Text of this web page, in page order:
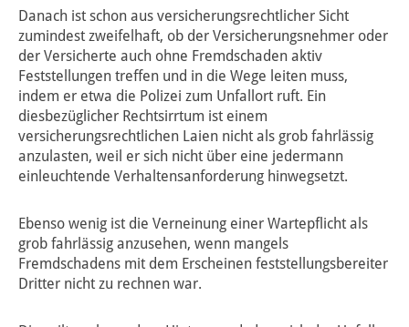
Danach ist schon aus versicherungsrechtlicher Sicht
zumindest zweifelhaft, ob der Versicherungsnehmer oder
der Versicherte auch ohne Fremdschaden aktiv
Feststellungen treffen und in die Wege leiten muss,
indem er etwa die Polizei zum Unfallort ruft. Ein
diesbezüglicher Rechtsirrtum ist einem
versicherungsrechtlichen Laien nicht als grob fahrlässig
anzulasten, weil er sich nicht über eine jedermann
einleuchtende Verhaltensanforderung hinwegsetzt.
Ebenso wenig ist die Verneinung einer Wartepflicht als
grob fahrlässig anzusehen, wenn mangels
Fremdschadens mit dem Erscheinen feststellungsbereiter
Dritter nicht zu rechnen war.